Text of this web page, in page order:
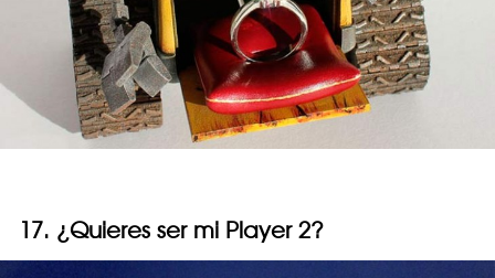
17. ¿Quieres ser mi Player 2?